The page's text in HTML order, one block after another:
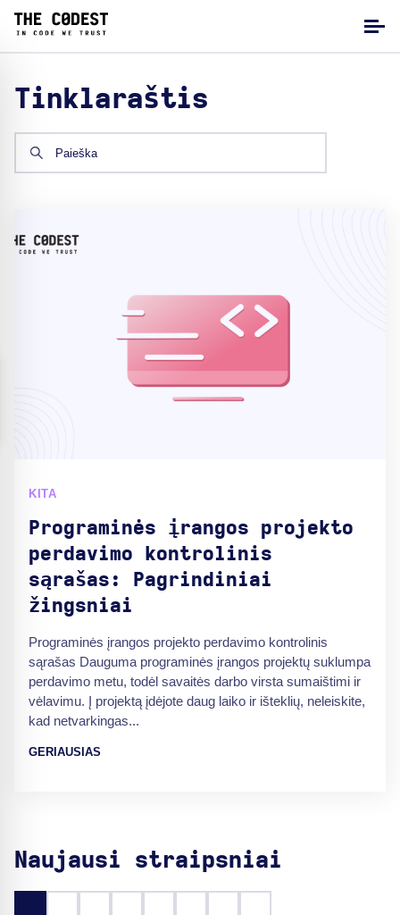
Tinklaraštis
KITA
Programinės įrangos projekto
perdavimo kontrolinis
sąrašas: Pagrindiniai
žingsniai
Programinės įrangos projekto perdavimo kontrolinis
sąrašas Dauguma programinės įrangos projektų suklumpa
perdavimo metu, todėl savaitės darbo virsta sumaištimi ir
vėlavimu. Į projektą įdėjote daug laiko ir išteklių, neleiskite,
kad netvarkingas...
GERIAUSIAS
Naujausi straipsniai